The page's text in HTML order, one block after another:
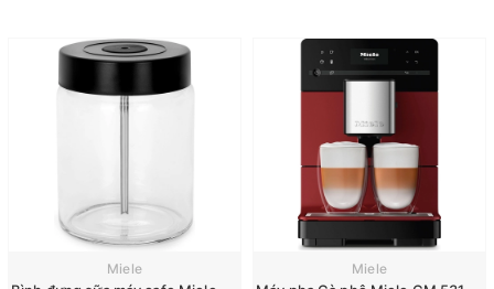
Miele Miele